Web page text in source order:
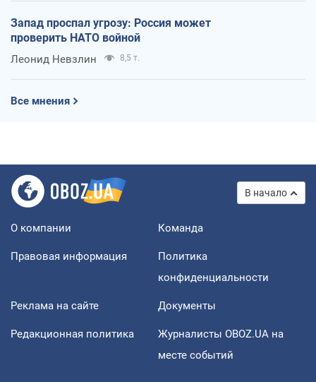
Запад проспал угрозу: Россия может
проверить НАТО войной
Леонид Невзлин 8,5 т.
Все мнения
В начало
О компании Команда
Правовая информация
Политика
конфиденциальности
Реклама на сайте Документы
Редакционная политика
Журналисты OBOZ.UA на
месте событий